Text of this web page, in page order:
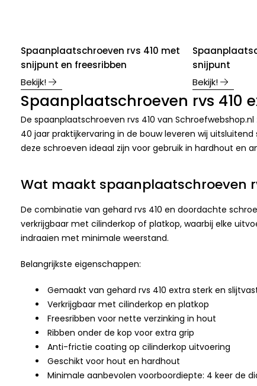
Spaanplaatschroeven rvs 410 met
snijpunt en freesribben
Bekijk!
snijpunt
Bekijk!
Spaanplaatschroeven rvs 410
De spaanplaatschroeven rvs 410 van
40 jaar praktijkervaring in de bouw leveren wij
deze schroeven ideaal zijn voor gebruik in hardhout en
Wat maakt spaanplaatschroeven
De combinatie van gehard rvs 410 en doordachte
verkrijgbaar met cilinderkop of platkop, waarbij elke
indraaien met minimale weerstand.
Belangrijkste eigenschappen:
Gemaakt van gehard rvs 410 extra sterk en
Verkrijgbaar met cilinderkop en platkop
Freesribben voor nette verzinking in hout
Ribben onder de kop voor extra grip
Anti-frictie coating op cilinderkop uitvoering
Geschikt voor hout en hardhout
Minimale aanbevolen voorboordiepte: 4 keer de